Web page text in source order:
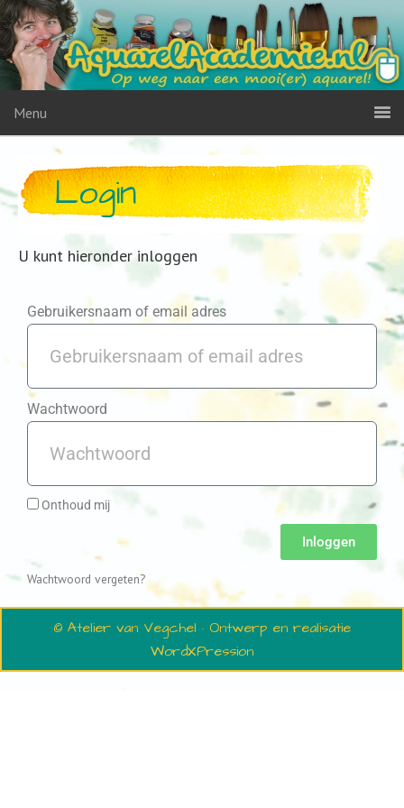
Menu
Login
U kunt hieronder inloggen
Gebruikersnaam of email adres
Wachtwoord
Onthoud mij
Inloggen
Wachtwoord vergeten?
© Atelier van Vegchel · Ontwerp en realisatie
WordXPression